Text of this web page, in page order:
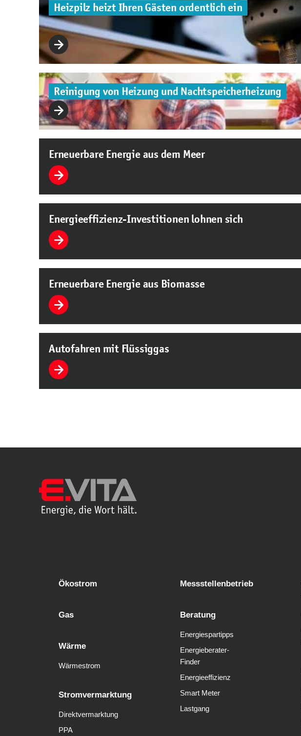
Heizpilz heizt Ihren Gästen ordentlich ein
Reinigung von Heizung und Nachtspeicherheizung
Erneuerbare Energie aus dem Meer
Energieeffizienz-Investitionen lohnen sich
Erneuerbare Energie aus Biomasse
Autofahren mit Flüssiggas
Ökostrom
Gas
Wärme
Wärmestrom
Stromvermarktung
Direktvermarktung
PPA
Messstellenbetrieb
Beratung
Energiespartipps
Energieberater-
Finder
Energieeffizienz
Smart Meter
Lastgang